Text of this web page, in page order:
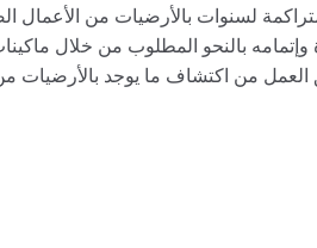
لسنوات بالأرضيات من الأعمال
وإتمامه بالنحو المطلوب من خلال
العمل من اكتشاف ما يوجد بالأرضيات